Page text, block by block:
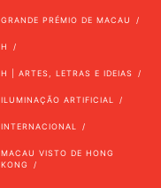
GRANDE PRÉMIO DE MACAU
H
H | ARTES, LETRAS E IDEIAS
ILUMINAÇÃO ARTIFICIAL
INTERNACIONAL
MACAU VISTO DE HONG
KONG